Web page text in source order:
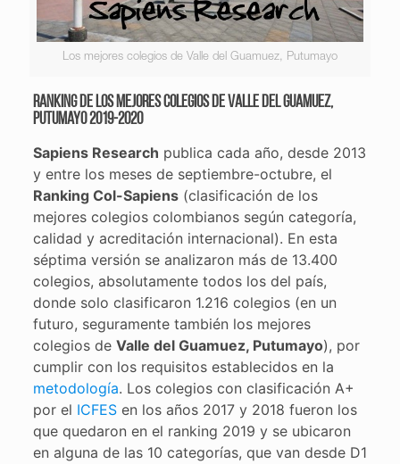
Los mejores colegios de Valle del Guamuez, Putumayo
Ranking de los mejores colegios de Valle del Guamuez,
Putumayo 2019-2020
Sapiens Research publica cada año, desde 2013
y entre los meses de septiembre-octubre, el
Ranking Col-Sapiens(clasificación de los
mejores colegios colombianos según categoría,
calidad y acreditación internacional). En esta
séptima versión se analizaron más de 13.400
colegios, absolutamente todos los del país,
donde solo clasificaron 1.216 colegios (en un
futuro, seguramente también los mejores
colegios de Valle del Guamuez, Putumayo), por
cumplir con los requisitos establecidos en la
metodología. Los colegios con clasificación A+
por el ICFESen los años 2017 y 2018 fueron los
que quedaron en el ranking 2019 y se ubicaron
en alguna de las 10 categorías, que van desde D1